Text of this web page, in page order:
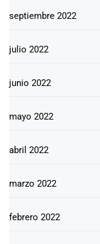
septiembre 2022
julio 2022
junio 2022
mayo 2022
abril 2022
marzo 2022
febrero 2022